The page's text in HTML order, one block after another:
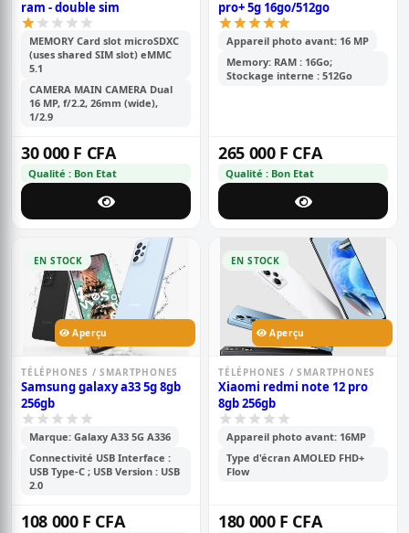
ram - double sim
MEMORY Card slot microSDXC
(uses shared SIM slot) eMMC
5.1
CAMERA MAIN CAMERA Dual
16 MP, f/2.2, 26mm (wide),
1/2.9
30 000 F CFA
Qualité : Bon Etat
pro+ 5g 16go/512go
Appareil photo avant: 16 MP
Memory: RAM : 16Go;
Stockage interne : 512Go
265 000 F CFA
Qualité : Bon Etat
EN STOCK
Aperçu
TÉLÉPHONES / SMARTPHONES
Samsung galaxy a33 5g 8gb
256gb
Marque: Galaxy A33 5G A336
Connectivité USB Interface :
USB Type-C ; USB Version : USB
2.0
108 000 F CFA
EN STOCK
Aperçu
TÉLÉPHONES / SMARTPHONES
Xiaomi redmi note 12 pro
8gb 256gb
Appareil photo avant: 16MP
Type d'écran AMOLED FHD+
Flow
180 000 F CFA